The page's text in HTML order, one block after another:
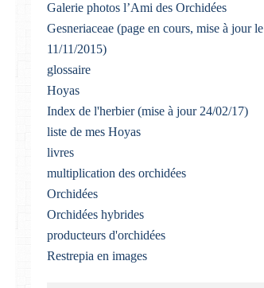
Galerie photos l’Ami des Orchidées
Gesneriaceae (page en cours, mise à jour le
11/11/2015)
glossaire
Hoyas
Index de l'herbier (mise à jour 24/02/17)
liste de mes Hoyas
livres
multiplication des orchidées
Orchidées
Orchidées hybrides
producteurs d'orchidées
Restrepia en images